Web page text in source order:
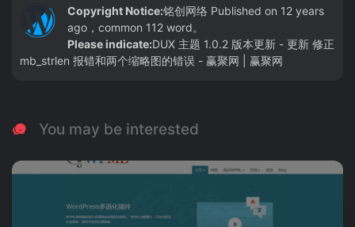
Copyright Notice:铭创网络 Published on 12 years
ago，common 112 word。
Please indicate:DUX 主题 1.0.2 版本更新 - 更新 修正
mb_strlen 报错和两个缩略图的错误 - 赢聚网 | 赢聚网
You may be interested